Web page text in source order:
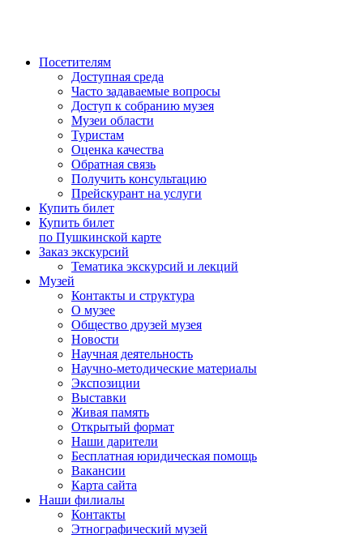
Посетителям
Доступная среда
Часто задаваемые вопросы
Доступ к собранию музея
Музеи области
Туристам
Оценка качества
Обратная связь
Получить консультацию
Прейскурант на услуги
Купить билет
Купить билет
по Пушкинской карте
Заказ экскурсий
Тематика экскурсий и лекций
Музей
Контакты и структура
О музее
Общество друзей музея
Новости
Научная деятельность
Научно-методические материалы
Экспозиции
Выставки
Живая память
Открытый формат
Наши дарители
Бесплатная юридическая помощь
Вакансии
Карта сайта
Наши филиалы
Контакты
Этнографический музей